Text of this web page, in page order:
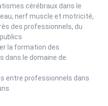
cérébraux dans le
nerf muscle et motricité,
des professionnels, du
la formation des
dans le domaine de
entre professionnels dans